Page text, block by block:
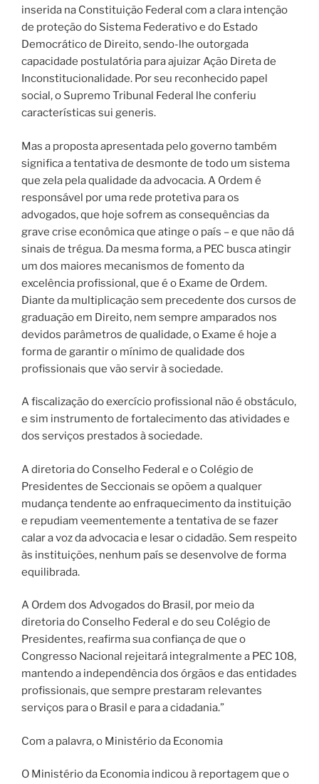
inserida na Constituição Federal com a clara intenção
de proteção do Sistema Federativo e do Estado
Democrático de Direito, sendo-lhe outorgada
capacidade postulatória para ajuizar Ação Direta de
Inconstitucionalidade. Por seu reconhecido papel
social, o Supremo Tribunal Federal lhe conferiu
características sui generis.
Mas a proposta apresentada pelo governo também
significa a tentativa de desmonte de todo um sistema
que zela pela qualidade da advocacia. A Ordem é
responsável por uma rede protetiva para os
advogados, que hoje sofrem as consequências da
grave crise econômica que atinge o país – e que não dá
sinais de trégua. Da mesma forma, a PEC busca atingir
um dos maiores mecanismos de fomento da
excelência profissional, que é o Exame de Ordem.
Diante da multiplicação sem precedente dos cursos de
graduação em Direito, nem sempre amparados nos
devidos parâmetros de qualidade, o Exame é hoje a
forma de garantir o mínimo de qualidade dos
profissionais que vão servir à sociedade.
A fiscalização do exercício profissional não é obstáculo,
e sim instrumento de fortalecimento das atividades e
dos serviços prestados à sociedade.
A diretoria do Conselho Federal e o Colégio de
Presidentes de Seccionais se opõem a qualquer
mudança tendente ao enfraquecimento da instituição
e repudiam veementemente a tentativa de se fazer
calar a voz da advocacia e lesar o cidadão. Sem respeito
às instituições, nenhum país se desenvolve de forma
equilibrada.
A Ordem dos Advogados do Brasil, por meio da
diretoria do Conselho Federal e do seu Colégio de
Presidentes, reafirma sua confiança de que o
Congresso Nacional rejeitará integralmente a PEC 108,
mantendo a independência dos órgãos e das entidades
profissionais, que sempre prestaram relevantes
serviços para o Brasil e para a cidadania.”
Com a palavra, o Ministério da Economia
O Ministério da Economia indicou à reportagem que o